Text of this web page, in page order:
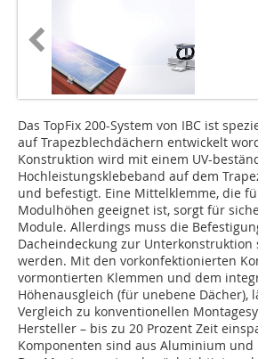
Das TopFix 200-System von IBC ist
auf Trapezblechdächern entwickelt
Konstruktion wird mit einem UV-
Hochleistungsklebeband auf dem
und befestigt. Eine Mittelklemme, die
Modulhöhen geeignet ist, sorgt für
Module. Allerdings muss die
Dacheindeckung zur Unterkonstruktion
werden. Mit den vorkonfektionierten
vormontierten Klemmen und dem
Höhenausgleich (für unebene Dächer),
Vergleich zu konventionellen
Hersteller – bis zu 20 Prozent Zeit
Komponenten sind aus Aluminium und